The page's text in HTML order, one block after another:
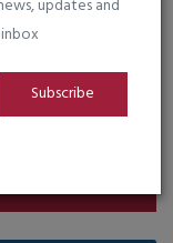
updates and
Subscribe